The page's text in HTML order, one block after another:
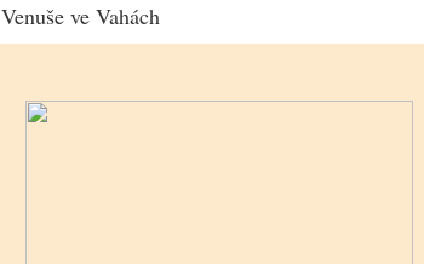
Venuše ve Vahách